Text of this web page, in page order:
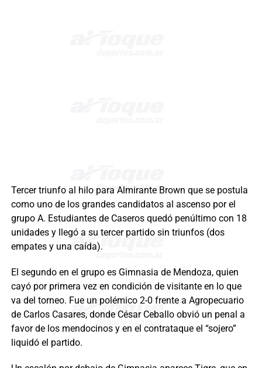
Tercer triunfo al hilo para Almirante Brown que se postula
como uno de los grandes candidatos al ascenso por el
grupo A. Estudiantes de Caseros quedó penúltimo con 18
unidades y llegó a su tercer partido sin triunfos (dos
empates y una caída).
El segundo en el grupo es Gimnasia de Mendoza, quien
cayó por primera vez en condición de visitante en lo que
va del torneo. Fue un polémico 2-0 frente a Agropecuario
de Carlos Casares, donde César Ceballo obvió un penal a
favor de los mendocinos y en el contrataque el “sojero”
liquidó el partido.